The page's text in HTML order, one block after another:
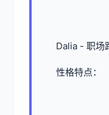
Dalia - 职场
性格特点：